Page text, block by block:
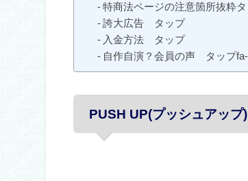
特商法ページの注意箇所抜粋
誇大広告 タップ
入金方法 タップ
自作自演？会員の声 タップfa-
PUSH UP(プッシュアップ)